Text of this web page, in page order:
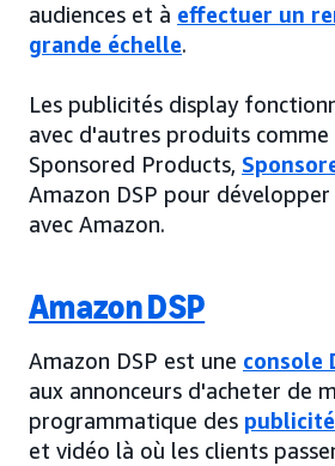
audiences et à effectuer un
grande échelle.
Les publicités display
avec d'autres produits comme
Sponsored Products,
Amazon DSP pour
avec Amazon.
Amazon DSP
Amazon DSP est une console
aux annonceurs d'acheter de
programmatique des
et vidéo là où les clients